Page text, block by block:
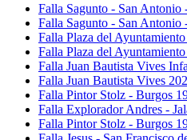
Falla Sagunto - San Antonio
Falla Sagunto - San
Falla Plaza del
Falla Plaza del
Falla Juan Bautista Vives
Falla Juan Bautista Vives
Falla Pintor Stolz - Burgos
Falla Explorador Andres -
Falla Pintor Stolz - Burgos